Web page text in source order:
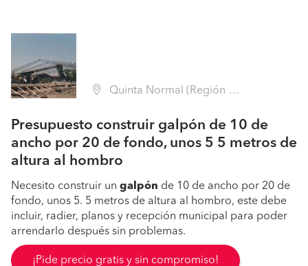
Quinta Normal (Región Metropolitana - Santiago)
Presupuesto construir galpón de 10 de
ancho por 20 de fondo, unos 5 5 metros de
altura al hombro
Necesito construir un galpón de 10 de ancho por 20 de
fondo, unos 5. 5 metros de altura al hombro, este debe
incluir, radier, planos y recepción municipal para poder
arrendarlo después sin problemas.
¡Pide precio gratis y sin compromiso!